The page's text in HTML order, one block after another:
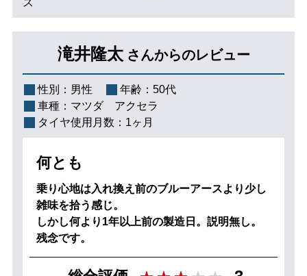
ス
滝井隆太 さんからのレビュー
性別： 男性 年齢： 50代
車種： マツダ アクセラ
タイヤ使用月数： 1ヶ月
何とも
乗り心地は入れ換え前のブルーアースより少し
雑味を拾う感じ。
しかし何より1年以上前の製造日。説明無し。
残念です。